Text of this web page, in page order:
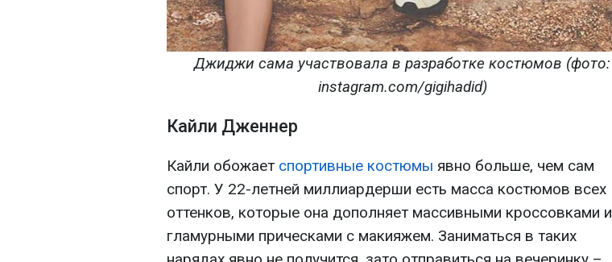
Джиджи сама участвовала в разработке костюмов (фото:
instagram.com/gigihadid)
Кайли Дженнер
Кайли обожает спортивные костюмы явно больше, чем сам
спорт. У 22-летней миллиардерши есть масса костюмов всех
оттенков, которые она дополняет массивными кроссовками и
гламурными прическами с макияжем. Заниматься в таких